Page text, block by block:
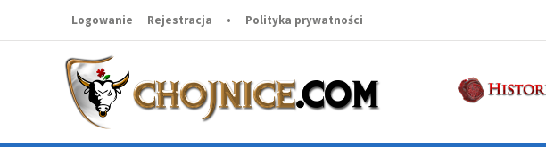
Logowanie Rejestracja • Polityka prywatności